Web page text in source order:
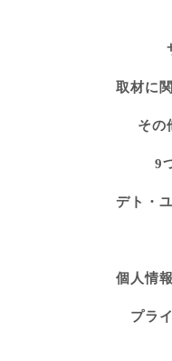
取材に
その
9
デト・
個人情
プラ